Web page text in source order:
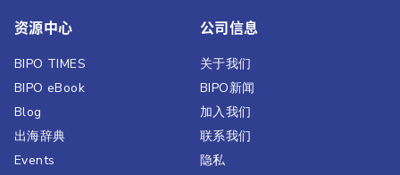
资源中心
BIPO TIMES
BIPO eBook
Blog
出海辞典
Events
公司信息
关于我们
BIPO新闻​
加入我们
联系我们
隐私